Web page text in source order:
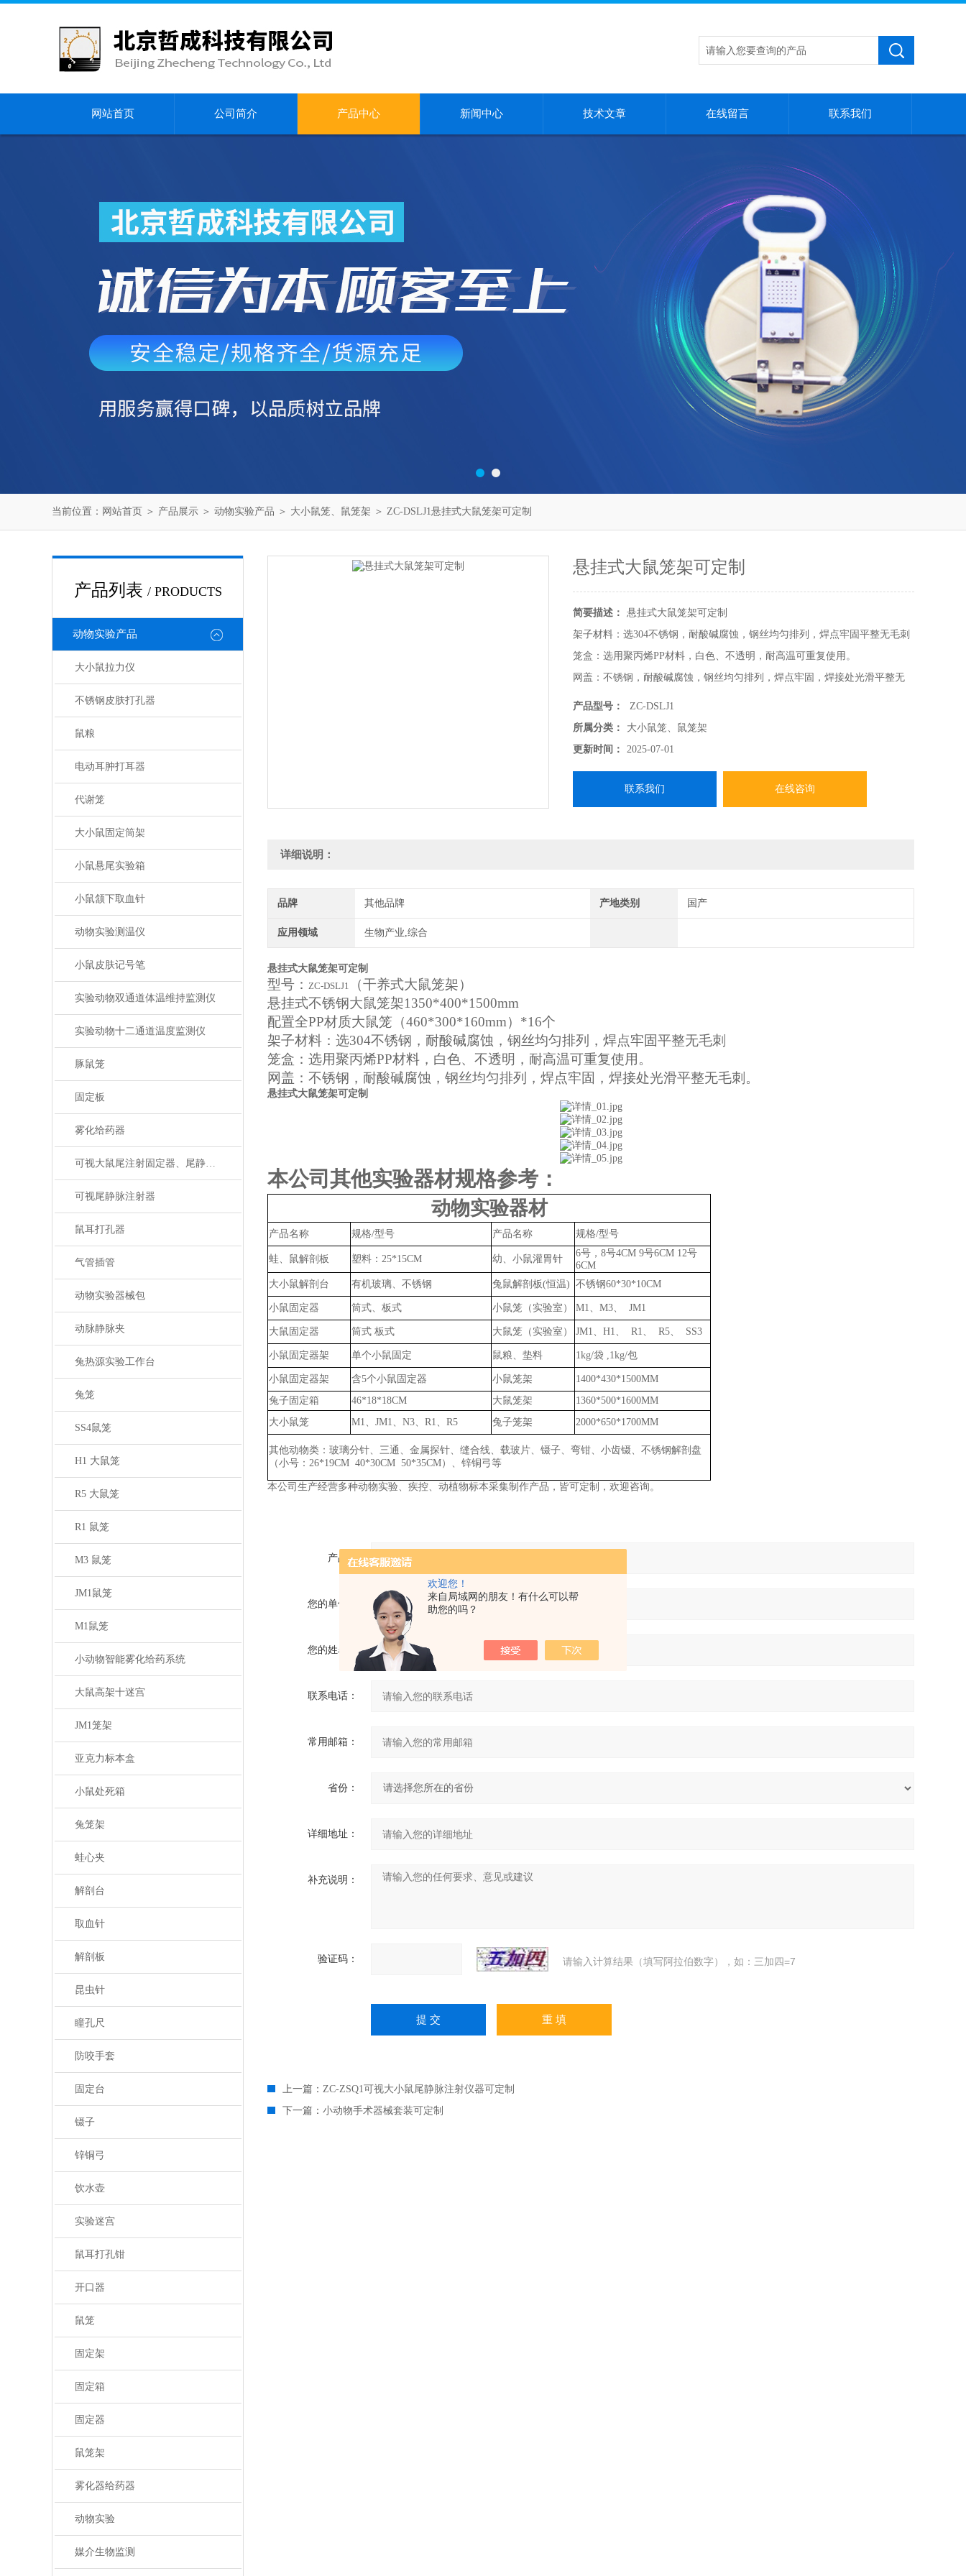
欢迎您！
来自局域网的朋友！有什么可以帮
助您的吗？
网站首页 公司简介 产品中心 新闻中心 技术文章 在线留言 联系我们
当前位置： 网站首页 ＞ 产品展示 ＞ 动物实验产品 ＞ 大小鼠笼、鼠笼架 ＞ ZC-DSLJ1悬挂式大鼠笼架可定制
产品列表 / PRODUCTS
动物实验产品
大小鼠拉力仪
不锈钢皮肤打孔器
鼠粮
电动耳肿打耳器
代谢笼
大小鼠固定筒架
小鼠悬尾实验箱
小鼠颔下取血针
动物实验测温仪
小鼠皮肤记号笔
实验动物双通道体温维持监测仪
实验动物十二通道温度监测仪
豚鼠笼
固定板
雾化给药器
可视大鼠尾注射固定器、尾静脉注射
可视尾静脉注射器
鼠耳打孔器
气管插管
动物实验器械包
动脉静脉夹
兔热源实验工作台
兔笼
SS4鼠笼
H1 大鼠笼
R5 大鼠笼
R1 鼠笼
M3 鼠笼
JM1鼠笼
M1鼠笼
小动物智能雾化给药系统
大鼠高架十迷宫
JM1笼架
亚克力标本盒
小鼠处死箱
兔笼架
蛙心夹
解剖台
取血针
解剖板
昆虫针
瞳孔尺
防咬手套
固定台
镊子
锌铜弓
饮水壶
实验迷宫
鼠耳打孔钳
开口器
鼠笼
固定架
固定箱
固定器
鼠笼架
雾化器给药器
动物实验
媒介生物监测
悬挂式大鼠笼架可定制
简要描述：
悬挂式大鼠笼架可定制
架子材料：选304不锈钢，耐酸碱腐蚀，钢丝均匀排列，焊点牢固平整无毛刺
笼盒：选用聚丙烯PP材料，白色、不透明，耐高温可重复使用。
网盖：不锈钢，耐酸碱腐蚀，钢丝均匀排列，焊点牢固，焊接处光滑平整无
毛刺。
产品型号：
ZC-DSLJ1
所属分类：
大小鼠笼、鼠笼架
更新时间：
2025-07-01
联系我们 在线咨询
详细说明：
品牌 其他品牌 产地类别 国产
应用领域 生物产业,综合
悬挂式大鼠笼架可定制
型号： ZC-DSLJ1
（干养式大鼠笼架）
悬挂式不锈钢大鼠笼架1350*400*1500mm
配置全PP材质大鼠笼（460*300*160mm）*16个
架子材料：选304不锈钢，耐酸碱腐蚀，钢丝均匀排列，焊点牢固平整无毛刺
笼盒：选用聚丙烯PP材料，白色、不透明，耐高温可重复使用。
网盖：不锈钢，耐酸碱腐蚀，钢丝均匀排列，焊点牢固，焊接处光滑平整无毛刺。
悬挂式大鼠笼架可定制
本公司其他实验器材规格参考：
动物实验器材
产品名称 规格/型号 产品名称 规格/型号
蛙、鼠解剖板 塑料： 25*15CM 幼、小鼠灌胃针
6号，8号4CM 9号6CM 12号
6CM
大小鼠解剖台
有机玻璃、不锈钢 兔鼠解剖板(恒温) 不锈钢60*30*10CM
小鼠固定器 筒式、板式 小鼠笼（实验室） M1、M3、 JM1
大鼠固定器 筒式 板式 大鼠笼（实验室） JM1、H1、 R1、 R5、 SS3
小鼠固定器架 单个小鼠固定 鼠粮、垫料 1kg/袋 ,1kg/包
小鼠固定器架 含5个小鼠固定器 小鼠笼架
1400*430*1500MM
兔子固定箱
46*18*18CM 大鼠笼架
1360*500*1600MM
大小鼠笼
M1、JM1、N3、R1、R5 兔子笼架 2000*650*1700MM
其他动物类：玻璃分针、三通、金属探针、缝合线、载玻片、镊子、弯钳、小齿镊、不锈钢解剖盘
（小号： 26*19CM 40*30CM 50*35CM）、锌铜弓等
本公司生产经营多种动物实验、疾控、动植物标本采集制作产品，皆可定制，欢迎咨询。
产品：
您的单位：
您的姓名：
联系电话：
常用邮箱：
省份：
详细地址：
补充说明：
验证码： 请输入计算结果（填写阿拉伯数字），如：三加四=7
上一篇： ZC-ZSQ1可视大小鼠尾静脉注射仪器可定制
下一篇： 小动物手术器械套装可定制